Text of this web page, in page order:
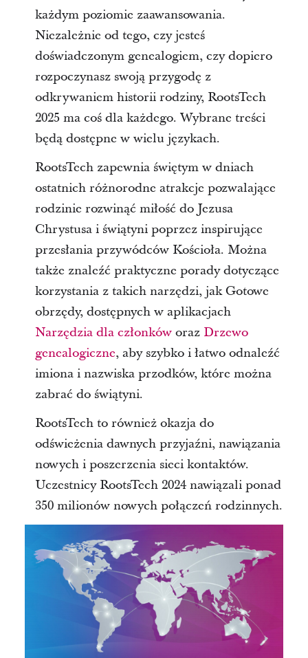
każdym poziomie zaawansowania.
Niezależnie od tego, czy jesteś
doświadczonym genealogiem, czy dopiero
rozpoczynasz swoją przygodę z
odkrywaniem historii rodziny, RootsTech
2025 ma coś dla każdego. Wybrane treści
będą dostępne w wielu językach.
RootsTech zapewnia świętym w dniach
ostatnich różnorodne atrakcje pozwalające
rodzinie rozwinąć miłość do Jezusa
Chrystusa i świątyni poprzez inspirujące
przesłania przywódców Kościoła. Można
także znaleźć praktyczne porady dotyczące
korzystania z takich narzędzi, jak Gotowe
obrzędy, dostępnych w aplikacjach
Narzędzia dla członkóworaz Drzewo
genealogiczne, aby szybko i łatwo odnaleźć
imiona i nazwiska przodków, które można
zabrać do świątyni.
RootsTech to również okazja do
odświeżenia dawnych przyjaźni, nawiązania
nowych i poszerzenia sieci kontaktów.
Uczestnicy RootsTech 2024 nawiązali ponad
350 milionów nowych połączeń rodzinnych.